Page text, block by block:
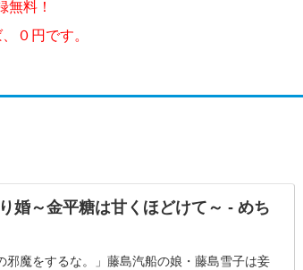
無料！
０円です。
婚～金平糖は甘くほどけて～ - めち
邪魔をするな。」藤島汽船の娘・藤島雪子は妾